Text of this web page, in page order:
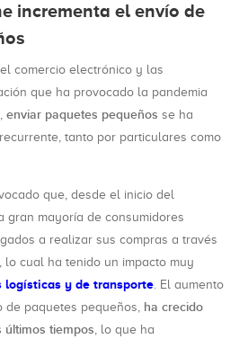
incrementa el envío de
comercio electrónico y las
que ha provocado la pandemia
enviar paquetes pequeños se ha
tanto por particulares como
que, desde el inicio del
gran mayoría de consumidores
a realizar sus compras a través
cual ha tenido un impacto muy
logísticas y de transporte. El aumento
de paquetes pequeños, ha crecido
últimos tiempos, lo que ha